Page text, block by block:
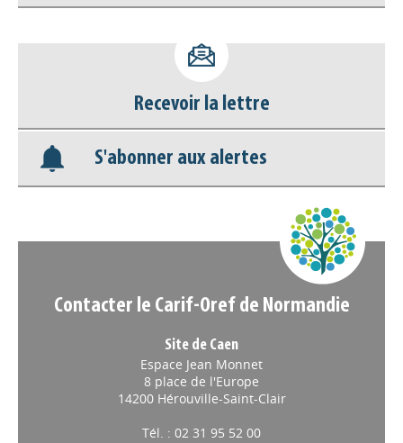
déconnecter)
Base documentaire
Nos veilles Scoop.it
Recevoir la lettre
S'abonner aux alertes
Contacter le Carif-Oref de Normandie
Site de Caen
Espace Jean Monnet
8 place de l'Europe
14200 Hérouville-Saint-Clair
Tél. : 02 31 95 52 00